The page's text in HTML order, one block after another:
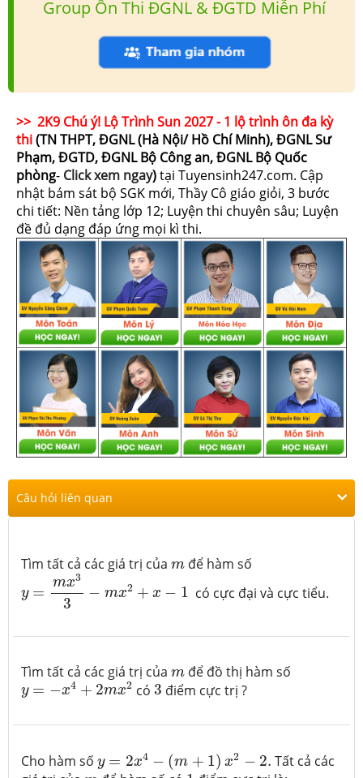
Group Ôn Thi ĐGNL & ĐGTD Miễn Phí
>> 2K9 Chú ý! Lộ Trình Sun 2027 - 1 lộ trình ôn đa kỳ
thi(TN THPT, ĐGNL (Hà Nội/ Hồ Chí Minh), ĐGNL Sư
Phạm, ĐGTD, ĐGNL Bộ Công an, ĐGNL Bộ Quốc
phòng- Click xem ngay)tại Tuyensinh247.com. Cập
nhật bám sát bộ SGK mới, Thầy Cô giáo giỏi, 3 bước
chi tiết: Nền tảng lớp 12; Luyện thi chuyên sâu; Luyện
đề đủ dạng đáp ứng mọi kì thi.
Câu hỏi liên quan
Tìm tất cả các giá trị của m
m để hàm số
y =
mx3
3
− mx2 + x − 1
y=mx33−mx2+ x− 1
có cực đại và cực tiểu.
Tìm tất cả các giá trị của m
m để đồ thị hàm số
y = −x4 + 2mx2
y=− x4+2 mx2 có3
3điểm cực trị ?
Cho hàm số y = 2x4 − (m + 1) x2 − 2.
x4 − + x −2.
Tất cả các
1